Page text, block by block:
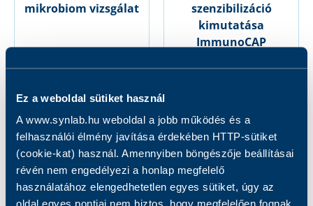
Ez a weboldal sütiket használ
A www.synlab.hu weboldal a jobb működés és a
felhasználói élmény javítása érdekében HTTP-sütiket
(cookie-kat) használ. Amennyiben böngészője beállításai
révén nem engedélyezi a honlap megfelelő
használatához elengedhetetlen egyes sütiket, úgy az
oldal egyes pontjai nem biztos, hogy megfelelően fognak
mikrobiom vizsgálat
szenzibilizáció
kimutatása
ImmunoCAP